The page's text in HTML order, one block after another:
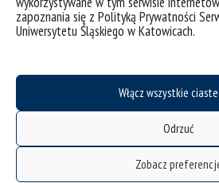
zapoznania się z Polityką Prywatności
Uniwersytetu Śląskiego w Katowicach.
Włącz wszystkie
Odrzuć
Zobacz
Katalog kierunków,